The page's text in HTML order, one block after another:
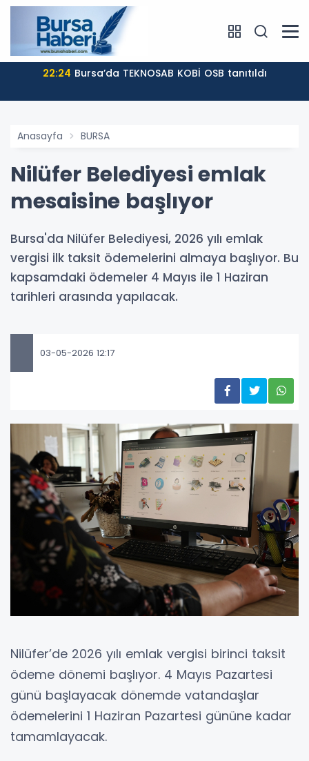
22:24 Bursa’da TEKNOSAB KOBİ OSB tanıtıldı
Anasayfa BURSA
Nilüfer Belediyesi emlak
mesaisine başlıyor
Bursa'da Nilüfer Belediyesi, 2026 yılı emlak
vergisi ilk taksit ödemelerini almaya başlıyor. Bu
kapsamdaki ödemeler 4 Mayıs ile 1 Haziran
tarihleri arasında yapılacak.
03-05-2026 12:17
Nilüfer’de 2026 yılı emlak vergisi birinci taksit
ödeme dönemi başlıyor. 4 Mayıs Pazartesi
günü başlayacak dönemde vatandaşlar
ödemelerini 1 Haziran Pazartesi gününe kadar
tamamlayacak.